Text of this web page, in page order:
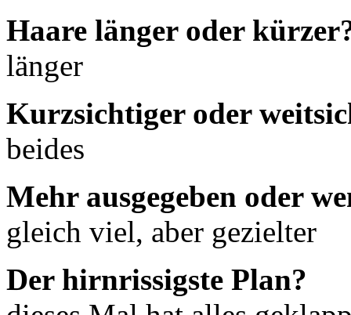
Haare länger oder
länger
Kurzsichtiger oder
beides
Mehr ausgegeben oder
gleich viel, aber gezielter
Der hirnrissigste Plan?